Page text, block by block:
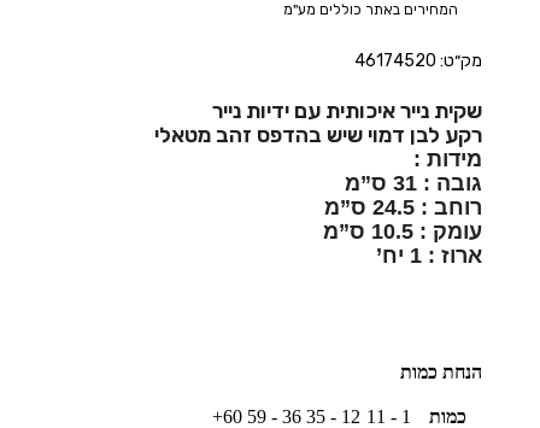
המחירים באתר כוללים מע"מ
מק״ט: 46174520
שקית נייר איכותית עם ידיות נייר
רקע לבן דמוי שיש בהדפס זהב מטאלי
מידות :
גובה : 31 ס”מ
רוחב : 24.5 ס”מ
עומק : 10.5 ס”מ
ארוז : 1 יח’
הנחת כמות
כמות 1 - 11
12 - 35
36 - 59
60+